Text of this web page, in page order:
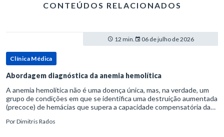
CONTEÚDOS RELACIONADOS
12 min. 06 de julho de 2026
Clínica Médica
Abordagem diagnóstica da anemia hemolítica
A anemia hemolítica não é uma doença única, mas, na verdade, um
grupo de condições em que se identifica uma destruição aumentada
(precoce) de hemácias que supera a capacidade compensatória da
PorDimitris Rados